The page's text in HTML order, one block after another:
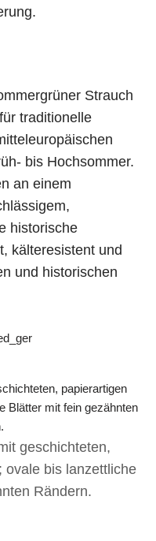
Strauch
traditionelle
bis Hochsommer.
an einem
historische
kälteresistent und
und historischen
geschichteten,
ovale bis lanzettliche
Rändern.